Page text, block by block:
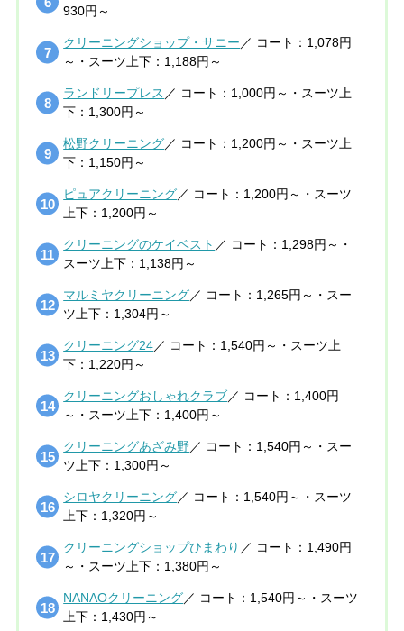
930円～
クリーニングショップ・サニー ／ コート：1,078円
～・スーツ上下：1,188円～
ランドリープレス ／ コート：1,000円～・スーツ上
下：1,300円～
松野クリーニング／ コート：1,200円～・スーツ上
下：1,150円～
ピュアクリーニング／ コート：1,200円～・スーツ
上下：1,200円～
クリーニングのケイベスト ／ コート：1,298円～・
スーツ上下：1,138円～
マルミヤクリーニング／ コート：1,265円～・スー
ツ上下：1,304円～
クリーニング24／ コート：1,540円～・スーツ上
下：1,220円～
クリーニングおしゃれクラブ／ コート：1,400円
～・スーツ上下：1,400円～
クリーニングあざみ野／ コート：1,540円～・スー
ツ上下：1,300円～
シロヤクリーニング／ コート：1,540円～・スーツ
上下：1,320円～
クリーニングショップひまわり ／ コート：1,490円
～・スーツ上下：1,380円～
NANAOクリーニング／ コート：1,540円～・スーツ
上下：1,430円～